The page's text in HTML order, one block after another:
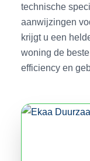
technische
aanwijzingen
krijgt u een
woning de
efficiency en